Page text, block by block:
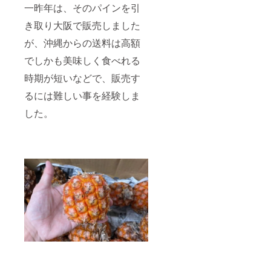
一昨年は、そのパインを引
き取り大阪で販売しました
が、沖縄からの送料は高額
でしかも美味しく食べれる
時期が短いなどで、販売す
るには難しい事を経験しま
した。